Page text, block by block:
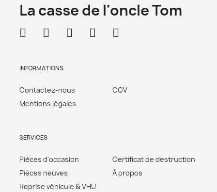
La casse de l'oncle Tom
INFORMATIONS
Contactez-nous
Mentions légales
CGV
SERVICES
Pièces d'occasion
Pièces neuves
Reprise véhicule & VHU
Certificat de destruction
À propos